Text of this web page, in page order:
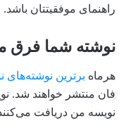
راهنمای موفقیتتان باشد.
نوشته شما فرق
هرماه برترین نوشته‌های
فان منتشر خواهند شد.
نویسه من دریافت